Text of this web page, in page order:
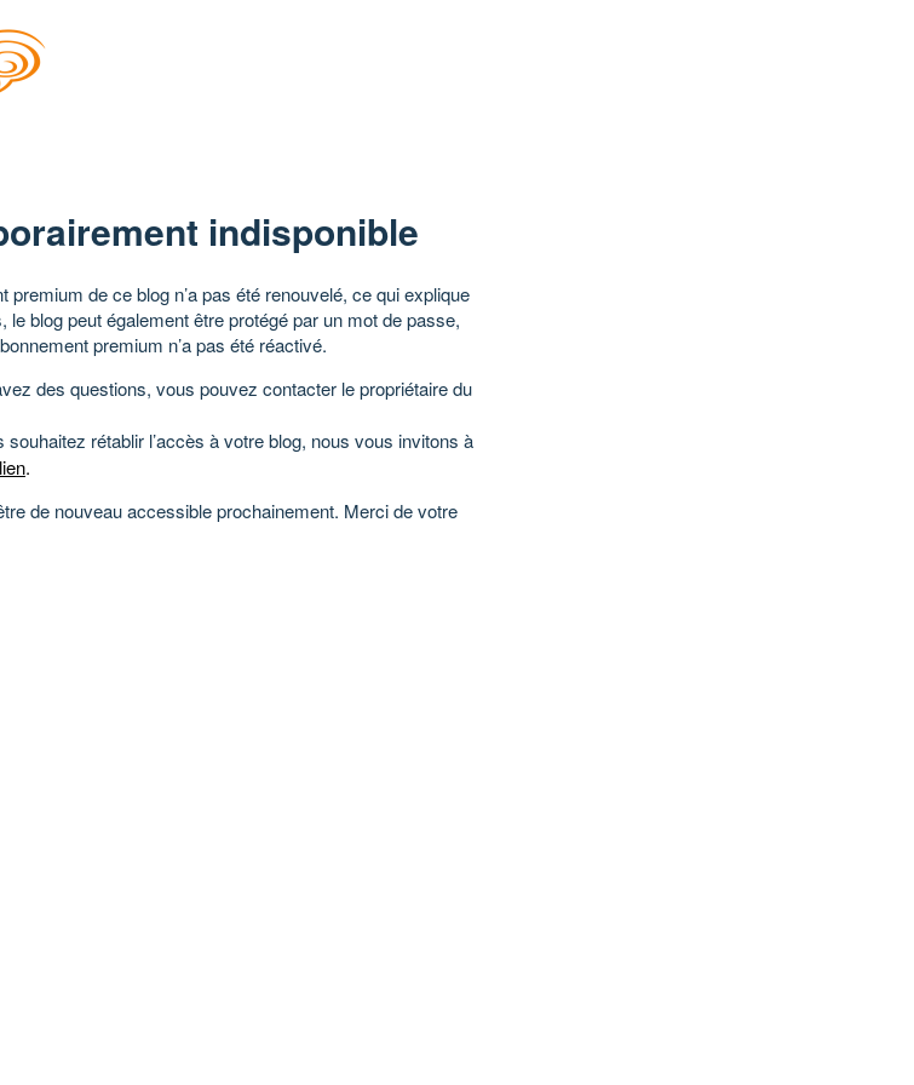
indisponible
premium de ce blog n’a pas été renouvelé, ce qui explique
blog peut également être protégé par un mot de passe,
premium n’a pas été réactivé.
des questions, vous pouvez contacter le propriétaire du
souhaitez rétablir l’accès à votre blog, nous vous invitons à
.
de nouveau accessible prochainement. Merci de votre